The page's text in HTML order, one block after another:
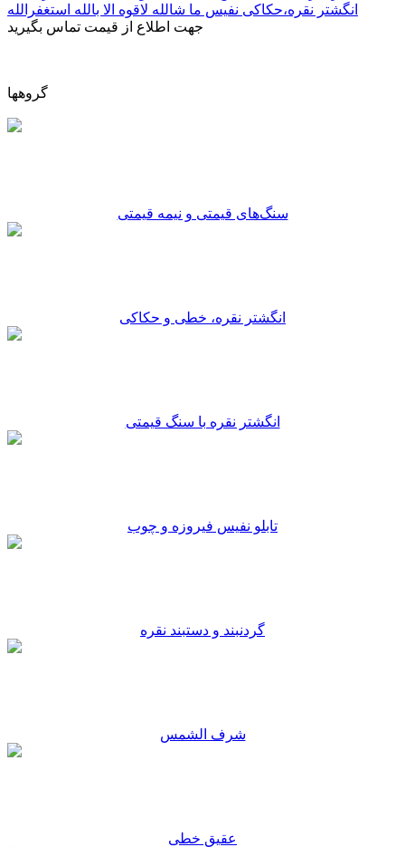
انگشتر نقره،حکاکی نفیس ما شالله لاقوه الا بالله استغفرالله
جهت اطلاع از قیمت تماس بگیرید
گروهها
سنگ‌های قیمتی و نیمه قیمتی
انگشتر نقره، خطی و حکاکی
انگشتر نقره با سنگ قیمتی
تابلو نفیس فیروزه و چوب
گردنبند و دستبند نقره
شرف الشمس
عقیق خطی